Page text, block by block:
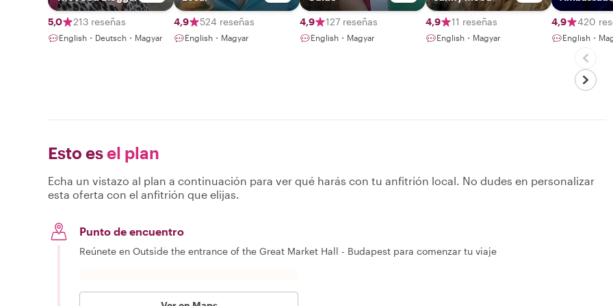
5,0 213 reseñas
English・Deutsch・Magyar
4,9 524 reseñas
English・Magyar
4,9 127 reseñas
English・Magyar
4,9 11 reseñas
English・Magyar
4,9 420
English・
Esto esel plan
Echa un vistazo al plan a continuación para ver qué harás con tu anfitrión local. No dudes en personalizar
esta oferta con el anfitrión que elijas.
Punto de encuentro
Reúnete en Outside the entrance of the Great Market Hall - Budapest para comenzar tu viaje